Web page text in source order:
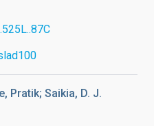
Pratik; Saikia, D. J.